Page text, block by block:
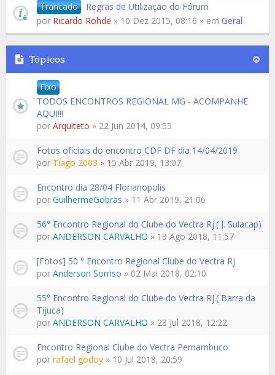
Trancado
Regras de Utilização do Fórum
por Ricardo Rohde » 10 Dez 2015, 08:16 » em Geral
Tópicos
Fixo
TODOS ENCONTROS REGIONAL MG - ACOMPANHE
AQUI!!!
por Arquiteto » 22 Jun 2014, 09:55
Fotos oficiais do encontro CDF DF dia 14/04/2019
por Tiago 2003 » 15 Abr 2019, 13:07
Encontro dia 28/04 Florianopolis
por GuilhermeGobras » 11 Abr 2019, 21:06
56° Encontro Regional do Clube do Vectra Rj.( J. Sulacap)
por ANDERSON CARVALHO » 13 Ago 2018, 11:57
[Fotos] 50 ° Encontro Regional Clube do Vectra Rj
por Anderson Sorriso » 02 Mai 2018, 02:10
55° Encontro Regional do Clube do Vectra Rj.( Barra da
Tijuca)
por ANDERSON CARVALHO » 23 Jul 2018, 12:22
Encontro Regional Clube do Vectra Pernambuco
por rafael godoy » 10 Jul 2018, 20:59